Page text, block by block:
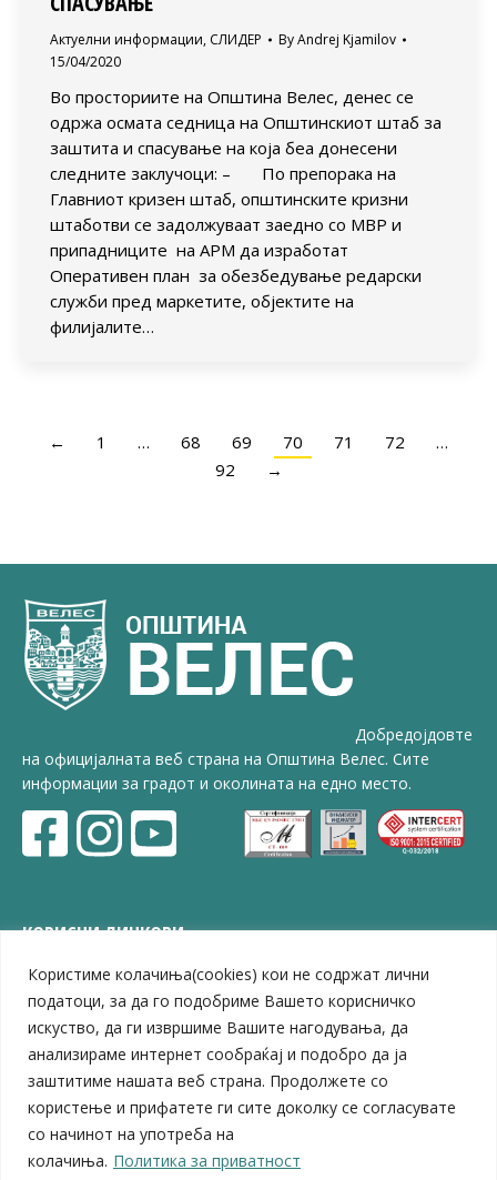
Користиме колачиња(cookies) кои не содржат лични
податоци, за да го подобриме Вашето корисничко
искуство, да ги извршиме Вашите нагодувања, да
анализираме интернет сообраќај и подобро да ја
заштитиме нашата веб страна. Продолжете со
користење и прифатете ги сите доколку се согласувате
со начинот на употреба на
колачиња. Политика за приватност
Актуелни информации, СЛИДЕР ByAndrej Kjamilov
15/04/2020
Во просториите на Општина Велес, денес се
одржа осмата седница на Општинскиот штаб за
заштита и спасување на која беа донесени
следните заклучоци: – По препорака на
Главниот кризен штаб, општинските кризни
штаботви се задолжуваат заедно со МВР и
припадниците на АРМ да изработат
Оперативен план за обезбедување редарски
служби пред маркетите, објектите на
филијалите…
← 1 … 68 69 70 71 72
…
92
→
Добредојдовте
на официјалната веб страна на Општина Велес. Сите
информации за градот и околината на едно место.
КОРИСНИ ЛИНКОВИ
ЗЕЛС – Заедница на единиците на локална самоуправа
Центар за развој на Вардарски плански регион
Јавно комунално претпријатие „Дервен“
ЈПССО „Парк – спорт и паркинзи“
ЛБ „Гоце Делчев“
ЛУ „Народен Музеј“
Влада на Република Северна Македонија
Собрание на Република Северна Македонија
Министерство за финансии